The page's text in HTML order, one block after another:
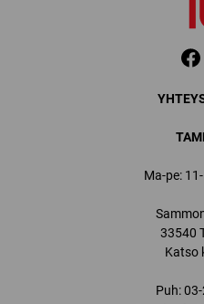
Ma-pe:
33540
Katso
Puh: